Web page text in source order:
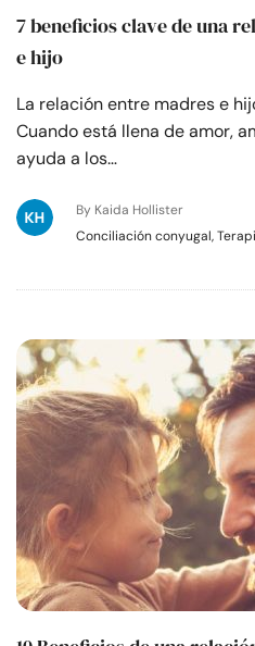
7 beneficios clave de una
e hijo
La relación entre madres e
Cuando está llena de amor,
ayuda a los…
By Kaida Hollister
Conciliación conyugal,